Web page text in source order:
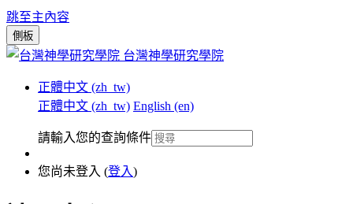
跳至主內容
側板
台灣神學研究學院
正體中文 ‎(zh_tw)‎
正體中文 ‎(zh_tw)‎ English ‎(en)‎
請輸入您的查詢條件
您尚未登入 (登入)